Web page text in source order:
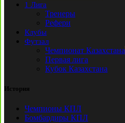
1 Лига
Тренеры
Рефери
Клубы
Футзал
Чемпионат Казахстана
Первая лига
Кубок Казахстана
История
Чемпионы КПЛ
Бомбардиры КПЛ